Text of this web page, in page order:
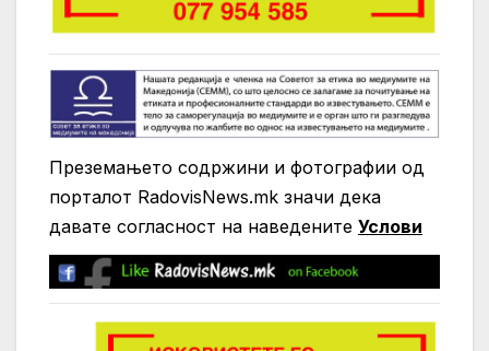
Преземањето содржини и фотографии од
порталот RadovisNews.mk значи дека
давате согласност на нaведените Услови